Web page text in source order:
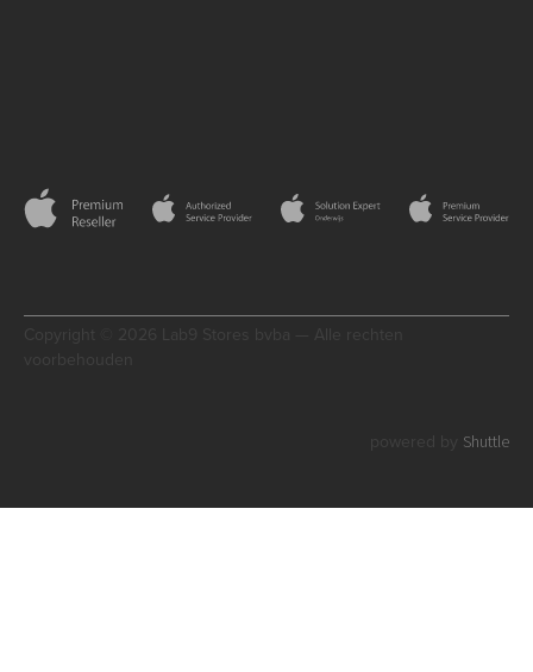
Copyright © 2026 Lab9 Stores bvba — Alle rechten
Shuttle